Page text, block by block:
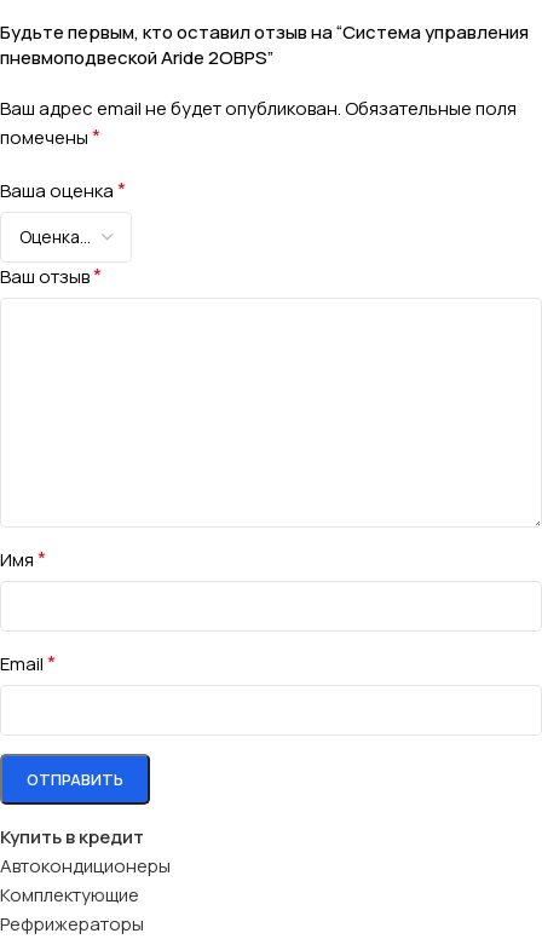
Будьте первым, кто оставил отзыв на “Система управления
пневмоподвеской Aride 2OBPS”
Ваш адрес email не будет опубликован.Обязательные поля
помечены*
Ваша оценка*
Ваш отзыв*
Имя*
Email*
Купить в кредит
Автокондиционеры
Комплектующие
Рефрижераторы